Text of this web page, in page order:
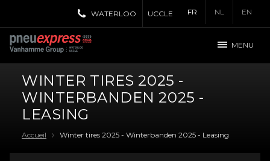
FR NL EN
WATERLOO UCCLE
MENU
WINTER TIRES 2025 -
WINTERBANDEN 2025 -
LEASING
Accueil Winter tires 2025 - Winterbanden 2025 - Leasing